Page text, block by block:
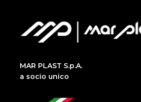
MAR PLAST S.p.A.
a socio unico